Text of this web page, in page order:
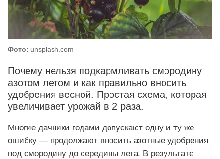
Фото: unsplash.com
Почему нельзя подкармливать смородину
азотом летом и как правильно вносить
удобрения весной. Простая схема, которая
увеличивает урожай в 2 раза.
Многие дачники годами допускают одну и ту же
ошибку — продолжают вносить азотные удобрения
под смородину до середины лета. В результате